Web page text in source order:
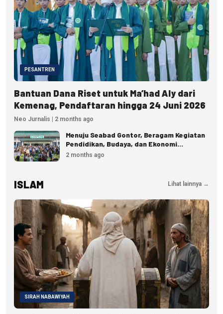
PESANTREN
Bantuan Dana Riset untuk Ma’had Aly dari
Kemenag, Pendaftaran hingga 24 Juni 2026
Neo Jurnalis | 2 months ago
Menuju Seabad Gontor, Beragam Kegiatan
Pendidikan, Budaya, dan Ekonomi
Disiapkan
2 months ago
ISLAM Lihat lainnya →
SIRAH NABAWIYAH